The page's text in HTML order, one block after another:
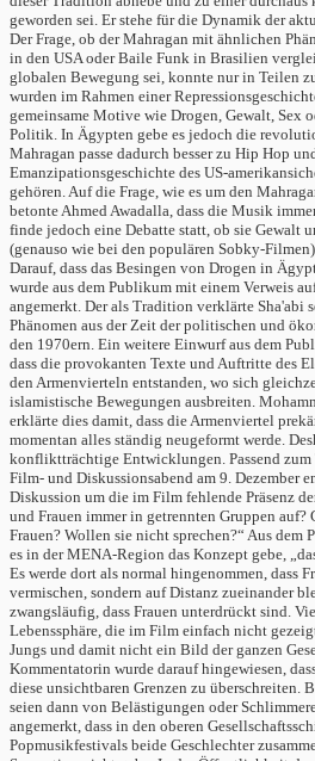
geworden sei. Er stehe für die Dynamik der
Der Frage, ob der Mahragan mit ähnlichen
in den USA oder Baile Funk in Brasilien
globalen Bewegung sei, konnte nur in Teilen
wurden im Rahmen einer
gemeinsame Motive wie Drogen, Gewalt, Sex
Politik. In Ägypten gebe es jedoch die
Mahragan passe dadurch besser zu Hip Hop
Emanzipationsgeschichte des US-
gehören. Auf die Frage, wie es um den
betonte Ahmed Awadalla, dass die Musik
finde jedoch eine Debatte statt, ob sie Gewalt
(genauso wie bei den populären Sobky-
Darauf, dass das Besingen von Drogen in
wurde aus dem Publikum mit einem Verweis
angemerkt. Der als Tradition verklärte
Phänomen aus der Zeit der politischen und
den 1970ern. Ein weitere Einwurf aus dem
dass die provokanten Texte und Auftritte des
den Armenvierteln entstanden, wo sich
islamistische Bewegungen ausbreiten.
erklärte dies damit, dass die Armenviertel
momentan alles ständig neugeformt werde.
konfliktträchtige Entwicklungen. Passend zum
Film- und Diskussionsabend am 9. Dezember
Diskussion um die im Film fehlende Präsenz
und Frauen immer in getrennten Gruppen auf?
Frauen? Wollen sie nicht sprechen?“ Aus dem
es in der MENA-Region das Konzept gebe,
Es werde dort als normal hingenommen, dass
vermischen, sondern auf Distanz zueinander
zwangsläufig, dass Frauen unterdrückt sind.
Lebenssphäre, die im Film einfach nicht
Jungs und damit nicht ein Bild der ganzen
Kommentatorin wurde darauf hingewiesen,
diese unsichtbaren Grenzen zu überschreiten.
seien dann von Belästigungen oder
angemerkt, dass in den oberen
Popmusikfestivals beide Geschlechter